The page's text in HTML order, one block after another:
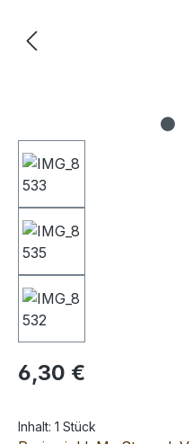
Regulärer Preis:
6,30 €
Inhalt: 1 Stück